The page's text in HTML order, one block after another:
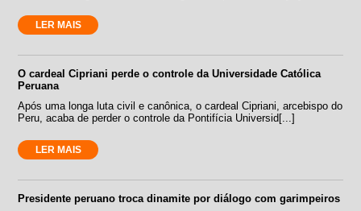
LER MAIS
O cardeal Cipriani perde o controle da Universidade Católica
Peruana
Após uma longa luta civil e canônica, o cardeal Cipriani, arcebispo do
Peru, acaba de perder o controle da Pontifícia Universid[...]
LER MAIS
Presidente peruano troca dinamite por diálogo com garimpeiros